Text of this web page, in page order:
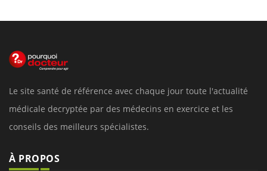
Le site santé de référence avec chaque jour toute l'actualité
médicale decryptée par des médecins en exercice et les
conseils des meilleurs spécialistes.
À PROPOS